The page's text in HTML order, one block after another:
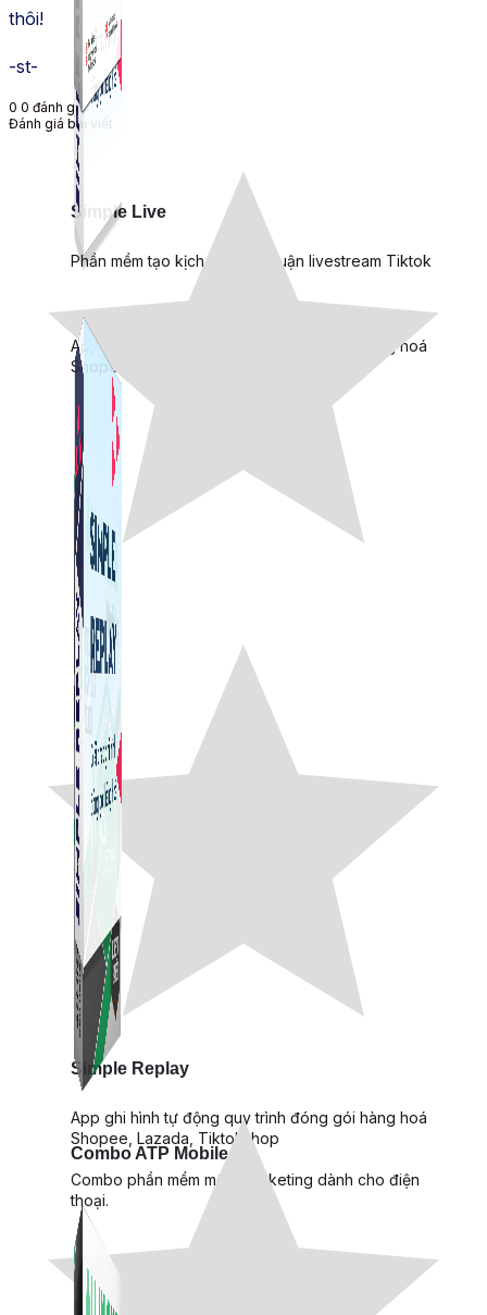
Simple Replay
App ghi hình tự động quy trình đóng gói hàng hoá
Shopee, Lazada, Tiktokshop
Combo ATP Mobile
Combo phần mềm mềm Marketing dành cho điện
thoại.
Simple Live
Phần mềm tạo kịch bản bình luận livestream Tiktok
Simple Replay
App ghi hình tự động quy trình đóng gói hàng hoá
Shopee, Lazada, Tiktokshop
thôi!
-st-
0 0 đánh giá
Đánh giá bài viết